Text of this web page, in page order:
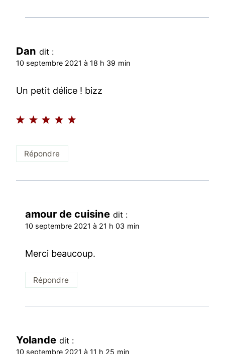
Dan dit :
10 septembre 2021 à 18 h 39 min
Un petit délice ! bizz
Répondre
amour de cuisine dit :
10 septembre 2021 à 21 h 03 min
Merci beaucoup.
Répondre
Yolande dit :
10 septembre 2021 à 11 h 25 min